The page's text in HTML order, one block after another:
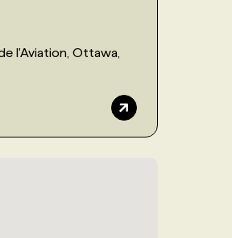
l'Aviation, Ottawa,